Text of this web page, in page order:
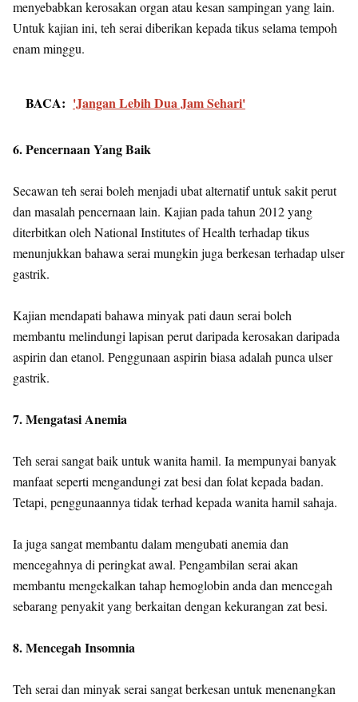
menyebabkan kerosakan organ atau kesan sampingan yang lain.
Untuk kajian ini, teh serai diberikan kepada tikus selama tempoh
enam minggu.
BACA: 'Jangan Lebih Dua Jam Sehari'
6. Pencernaan Yang Baik
Secawan teh serai boleh menjadi ubat alternatif untuk sakit perut
dan masalah pencernaan lain. Kajian pada tahun 2012 yang
diterbitkan oleh National Institutes of Health terhadap tikus
menunjukkan bahawa serai mungkin juga berkesan terhadap ulser
gastrik.
Kajian mendapati bahawa minyak pati daun serai boleh
membantu melindungi lapisan perut daripada kerosakan daripada
aspirin dan etanol. Penggunaan aspirin biasa adalah punca ulser
gastrik.
7. Mengatasi Anemia
Teh serai sangat baik untuk wanita hamil. Ia mempunyai banyak
manfaat seperti mengandungi zat besi dan folat kepada badan.
Tetapi, penggunaannya tidak terhad kepada wanita hamil sahaja.
Ia juga sangat membantu dalam mengubati anemia dan
mencegahnya di peringkat awal. Pengambilan serai akan
membantu mengekalkan tahap hemoglobin anda dan mencegah
sebarang penyakit yang berkaitan dengan kekurangan zat besi.
8. Mencegah Insomnia
Teh serai dan minyak serai sangat berkesan untuk menenangkan